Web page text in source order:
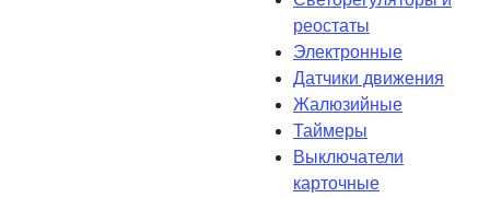
реостаты
Электронные
Датчики движения
Жалюзийные
Таймеры
Выключатели
карточные